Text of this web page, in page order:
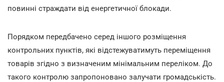
повинні страждати від енергетичної блокади.
Порядком передбачено серед іншого розміщення
контрольних пунктів, які відстежуватимуть переміщення
товарів згідно з визначеним мінімальним переліком. До
такого контролю запропоновано залучати громадськість.